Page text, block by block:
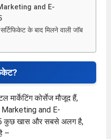
and E-
के बाद मिलने वाली जॉब
मार्केटिंग कोर्सेज मौजूद हैं,
and E-
कुछ खास और सबसे अलग है,
–